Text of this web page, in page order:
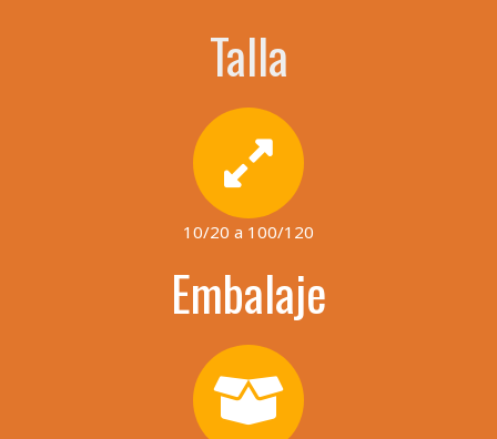
Talla
10/20 a 100/120
Embalaje